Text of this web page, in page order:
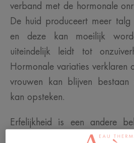
verband met de hormonale
De huid produceert meer
en deze kan moeilijk
uiteindelijk leidt tot
Hormonale variaties verklaren
vrouwen kan blijven
kan opsteken.
Erfelijkheid is een andere
allebei uw ouders in de